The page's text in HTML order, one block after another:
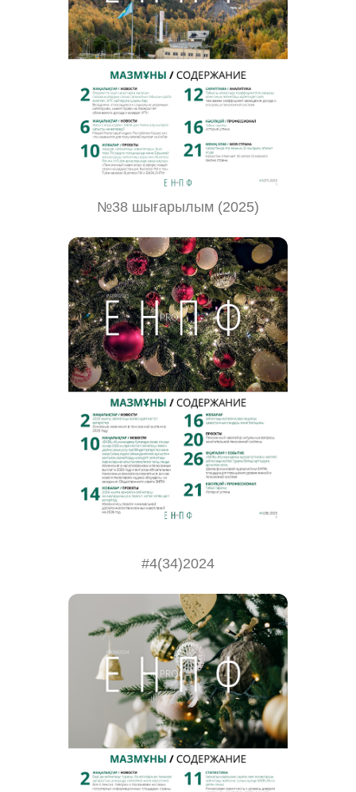
№38 шығарылым (2025)
#4(34)2024